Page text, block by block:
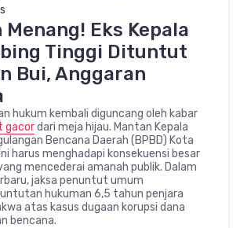
Menang! Eks Kepala
Tinggi Dituntut
Bui, Anggaran
hukum kembali diguncang oleh kabar
gacordari meja hijau. Mantan Kepala
Bencana Daerah (BPBD) Kota
harus menghadapi konsekuensi besar
mencederai amanah publik. Dalam
jaksa penuntut umum
hukuman 6,5 tahun penjara
atas kasus dugaan korupsi dana
bencana.